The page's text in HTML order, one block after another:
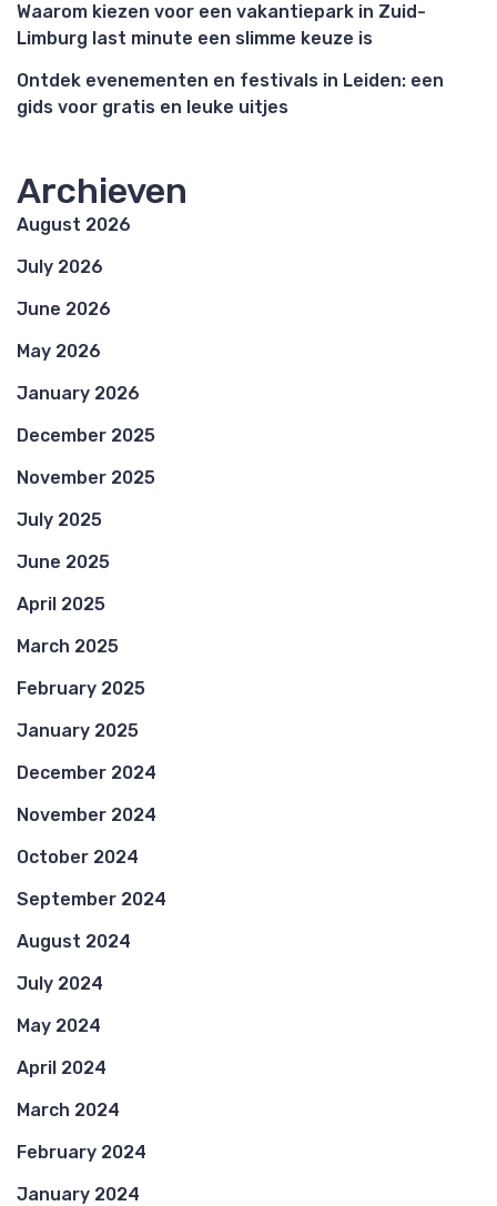
Waarom kiezen voor een vakantiepark in Zuid-
Limburg last minute een slimme keuze is
Ontdek evenementen en festivals in Leiden: een
gids voor gratis en leuke uitjes
Archieven
August 2026
July 2026
June 2026
May 2026
January 2026
December 2025
November 2025
July 2025
June 2025
April 2025
March 2025
February 2025
January 2025
December 2024
November 2024
October 2024
September 2024
August 2024
July 2024
May 2024
April 2024
March 2024
February 2024
January 2024